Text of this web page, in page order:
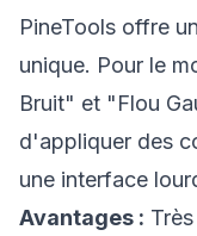
PineTools offre
unique. Pour le
Bruit" et "Flou
d'appliquer des
une interface
Avantages :